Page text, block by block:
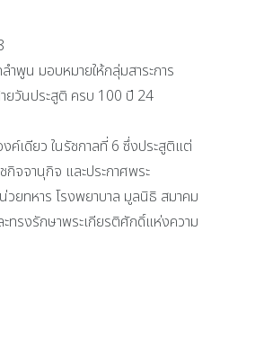
พูน มอบหมายให้กลุ่มสาระการ
ยวันประสูติ ครบ 100 ปี 24
เดียว ในรัชกาลที่ 6 ซึ่งประสูติแต่
จจานุกิจ และประกาศพระ
ยทหาร โรงพยาบาล มูลนิธิ สมาคม
ทรงรักษาพระเกียรติศักดิ์แห่งความ